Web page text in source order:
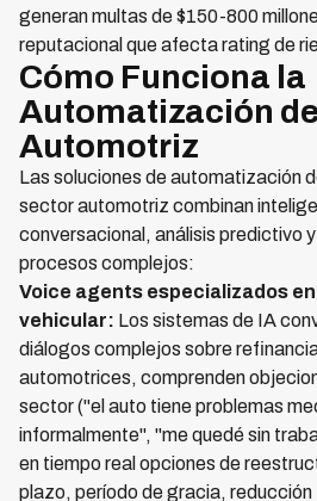
generan multas de $150-800
reputacional que afecta rating de
Cómo Funciona la
Automatización
Automotriz
Las soluciones de automatización
sector automotriz combinan
conversacional, análisis predictivo
procesos complejos:
Voice agents especializados
vehicular: Los sistemas de IA
diálogos complejos sobre
automotrices, comprenden
sector ("el auto tiene problemas
informalmente", "me quedé sin
en tiempo real opciones de
plazo, período de gracia,